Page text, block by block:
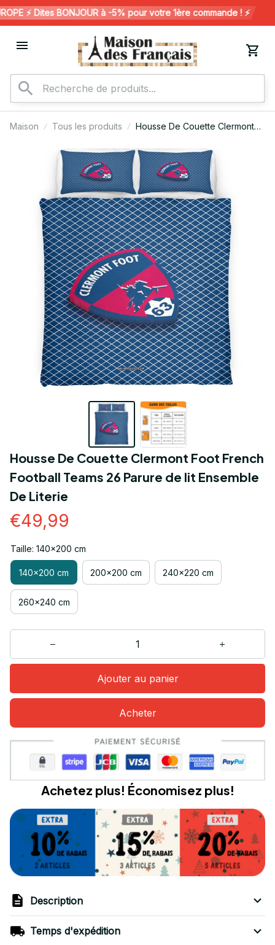
⚡️ Dites BONJOUR à -5% pour votre 1ère commande ! ⚡️
Maison Tous les produits
Housse De Couette Clermont
Parure de lit Ensemble De
Literie
Housse De Couette Clermont Foot French
Football Teams 26 Parure de lit Ensemble
De Literie
€49,99
Taille: 140x200 cm
140x200 cm 200x200 cm 240x220 cm
260x240 cm
Ajouter au panier
Acheter
Achetez plus! Économisez plus!
Description
Temps d'expédition